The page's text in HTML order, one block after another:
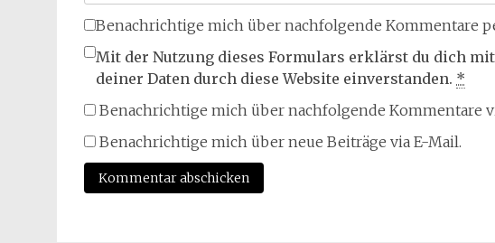
Benachrichtige mich über nachfolgende Kommentare
Mit der Nutzung dieses Formulars erklärst du dich
deiner Daten durch diese Website einverstanden. *
Benachrichtige mich über nachfolgende Kommentare
Benachrichtige mich über neue Beiträge via E-Mail.